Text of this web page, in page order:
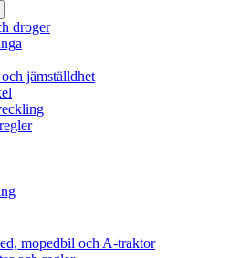
droger
jämställdhet
mopedbil och A-traktor